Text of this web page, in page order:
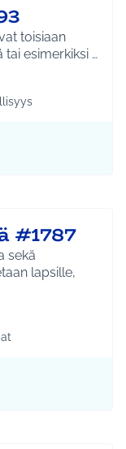
toisiaan
esimerkiksi …
Hyvinvointi ja
#1787
sekä
lapsille,
Kulttuuri ja